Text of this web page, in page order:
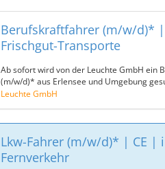
Berufskraftfahrer (m/w/d)*
Frischgut-Transporte
Ab sofort wird von der Leuchte GmbH ein
(m/w/d)* aus Erlensee und Umgebung
Leuchte GmbH
Lkw-Fahrer (m/w/d)* | CE |
Fernverkehr